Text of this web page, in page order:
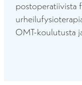
postoperatiivista
OMT-koulutusta